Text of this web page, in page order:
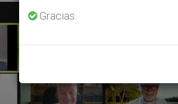
Gracias.